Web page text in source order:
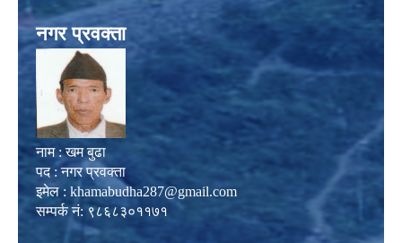
नगर प्रवक्ता
नाम : खम बुढा
पद : नगर प्रवक्ता
इमेल : khamabudha287@gmail.com
सम्पर्क नं: ९८६८३०११७१